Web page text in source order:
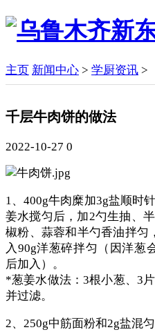
主页 新闻中心 > 学厨资讯 >
千层牛肉饼的做法
2022-10-27 0
1、400g牛肉糜加3g盐顺时
姜水搅匀后，加2勺生抽、
椒粉、蒜蓉和半勺香油拌匀
入90g洋葱碎拌匀（因洋葱
后加入）。
*葱姜水做法：3根小葱、3
并过滤。
2、250g中筋面粉和2g盐混